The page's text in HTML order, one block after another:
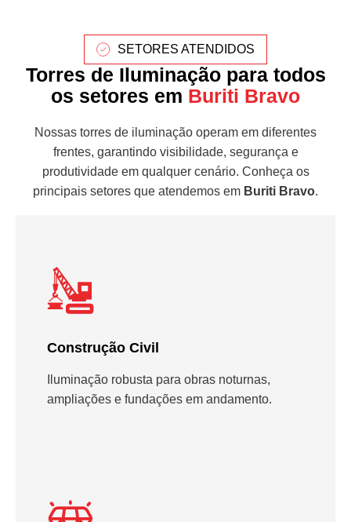
SETORES ATENDIDOS
Torres de Iluminação para todos
os setores em Buriti Bravo
Nossas torres de iluminação operam em diferentes
frentes, garantindo visibilidade, segurança e
produtividade em qualquer cenário. Conheça os
principais setores que atendemos em Buriti Bravo.
Construção Civil
Iluminação robusta para obras noturnas,
ampliações e fundações em andamento.